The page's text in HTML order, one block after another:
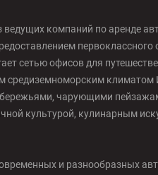
- Mataro
- Terrassa
ведущих компаний по аренде
сетью офисов для
средиземноморским климатом
чарующими
культурой, кулинарным
и разнообразных